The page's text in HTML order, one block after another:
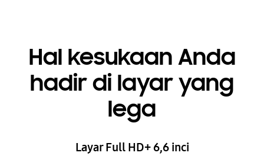
Hal kesukaan Anda
hadir di layar yang
lega
Layar Full HD+ 6,6 inci